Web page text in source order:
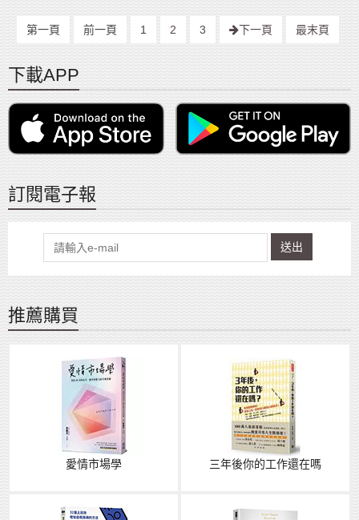
第一頁 前一頁 1 2 3 下一頁 最末頁
下載APP
訂閱電子報
送出
推薦購買
愛情市場學 三年後你的工作還在嗎